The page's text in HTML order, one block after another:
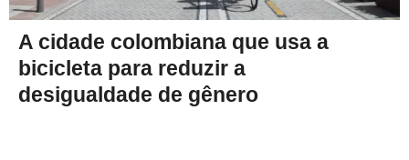
A cidade colombiana que usa a
bicicleta para reduzir a
desigualdade de gênero